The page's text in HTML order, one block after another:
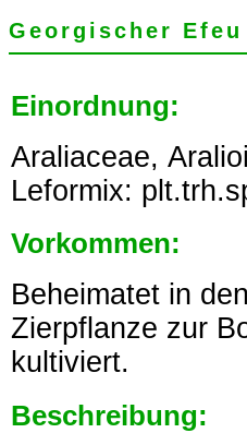
Georgischer Efeu
Einordnung:
Araliaceae,
Leformix:
Vorkommen:
Beheimatet in
Zierpflanze zur
kultiviert.
Beschreibung: